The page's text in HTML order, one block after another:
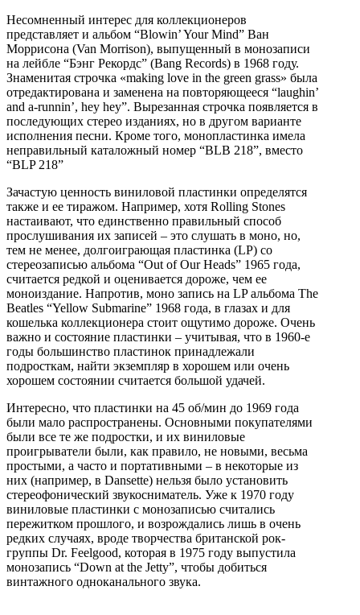
Несомненный интерес для коллекционеров
представляет и альбом “Blowin’ Your Mind” Ван
Моррисона (Van Morrison), выпущенный в монозаписи
на лейбле “Бэнг Рекордс” (Bang Records) в 1968 году.
Знаменитая строчка «making love in the green grass» была
отредактирована и заменена на повторяющееся “laughin’
and a-runnin’, hey hey”. Вырезанная строчка появляется в
последующих стерео изданиях, но в другом варианте
исполнения песни. Кроме того, монопластинка имела
неправильный каталожный номер “BLB 218”, вместо
“BLP 218”
Зачастую ценность виниловой пластинки определятся
также и ее тиражом. Например, хотя Rolling Stones
настаивают, что единственно правильный способ
прослушивания их записей – это слушать в моно, но,
тем не менее, долгоиграющая пластинка (LP) со
стереозаписью альбома “Out of Our Heads” 1965 года,
считается редкой и оценивается дороже, чем ее
моноиздание. Напротив, моно запись на LP альбома The
Beatles “Yellow Submarine” 1968 года, в глазах и для
кошелька коллекционера стоит ощутимо дороже. Очень
важно и состояние пластинки – учитывая, что в 1960-е
годы большинство пластинок принадлежали
подросткам, найти экземпляр в хорошем или очень
хорошем состоянии считается большой удачей.
Интересно, что пластинки на 45 об/мин до 1969 года
были мало распространены. Основными покупателями
были все те же подростки, и их виниловые
проигрыватели были, как правило, не новыми, весьма
простыми, а часто и портативными – в некоторые из
них (например, в Dansette) нельзя было установить
стереофонический звукосниматель. Уже к 1970 году
виниловые пластинки с монозаписью считались
пережитком прошлого, и возрождались лишь в очень
редких случаях, вроде творчества британской рок-
группы Dr. Feelgood, которая в 1975 году выпустила
монозапись “Down at the Jetty”, чтобы добиться
винтажного одноканального звука.